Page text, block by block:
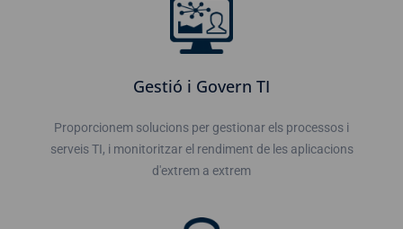
Gestió i Govern TI
Proporcionem solucions per gestionar els processos i
serveis TI, i monitoritzar el rendiment de les aplicacions
d'extrem a extrem